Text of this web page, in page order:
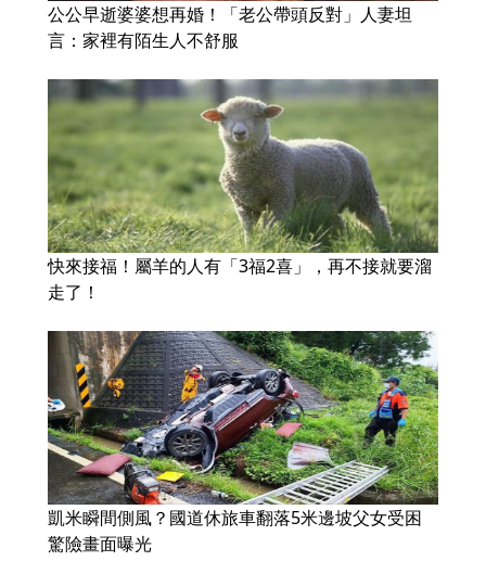
公公早逝婆婆想再婚！「老公帶頭反對」人妻坦
言：家裡有陌生人不舒服
快來接福！屬羊的人有「3福2喜」，再不接就要溜
走了！
凱米瞬間側風？國道休旅車翻落5米邊坡父女受困
驚險畫面曝光